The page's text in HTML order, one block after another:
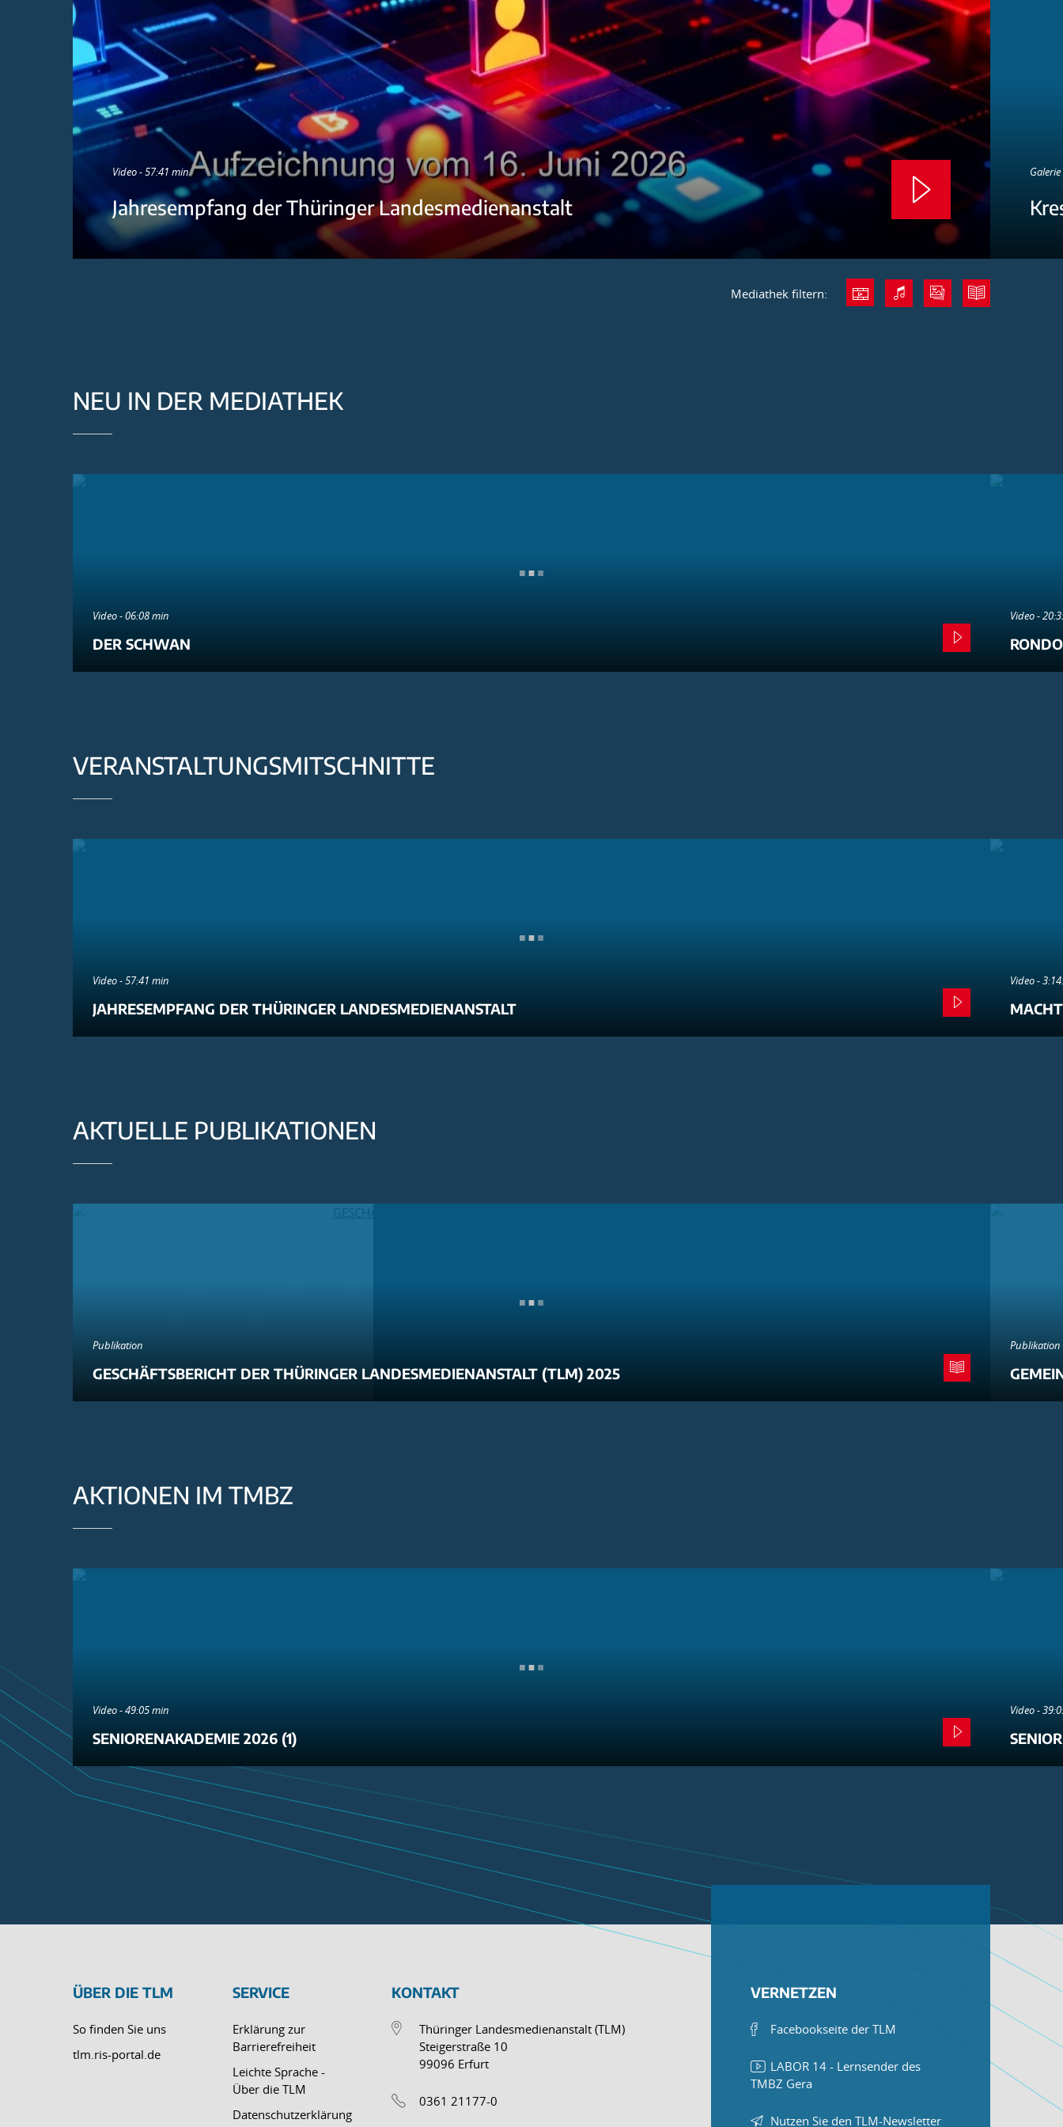
Video - 57:41 min
Jahresempfang der Thüringer Landesmedienanstalt
Mediathek filtern:
NEU IN DER MEDIATHEK
Video - 06:08 min
DER SCHWAN
Video -
VERANSTALTUNGSMITSCHNITTE
Video - 57:41 min
JAHRESEMPFANG DER THÜRINGER LANDESMEDIENANSTALT
Video -
AKTUELLE PUBLIKATIONEN
Publikation
GESCHÄFTSBERICHT DER THÜRINGER LANDESMEDIENANSTALT (TLM) 2025
Publikation
AKTIONEN IM TMBZ
Video - 49:05 min
SENIORENAKADEMIE 2026 (1)
Video -
ÜBER DIE TLM
So finden Sie uns
tlm.ris-portal.de
SERVICE
Erklärung zur
Barrierefreiheit
Leichte Sprache -
Über die TLM
Datenschutzerklärung
KONTAKT
Thüringer Landesmedienanstalt (TLM)
Steigerstraße 10
99096 Erfurt
0361 21177-0
VERNETZEN
Facebookseite der TLM
LABOR 14 - Lernsender des
TMBZ Gera
Nutzen Sie den TLM-Newsletter